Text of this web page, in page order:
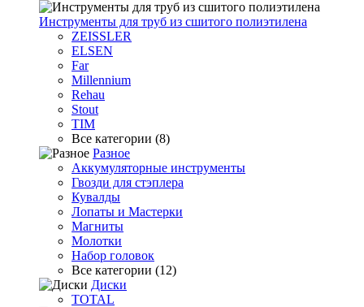
Инструменты для труб из сшитого полиэтилена
ZEISSLER
ELSEN
Far
Millennium
Rehau
Stout
TIM
Все категории (8)
Разное
Аккумуляторные инструменты
Гвозди для стэплера
Кувалды
Лопаты и Мастерки
Магниты
Молотки
Набор головок
Все категории (12)
Диски
TOTAL